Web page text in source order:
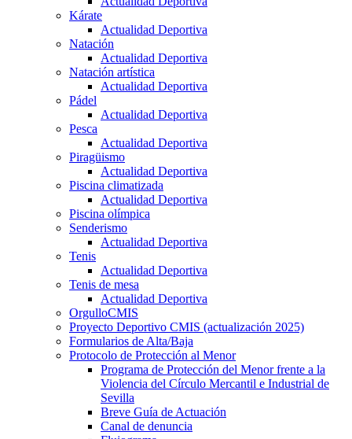
Kárate
Actualidad Deportiva
Natación
Actualidad Deportiva
Natación artística
Actualidad Deportiva
Pádel
Actualidad Deportiva
Pesca
Actualidad Deportiva
Piragüismo
Actualidad Deportiva
Piscina climatizada
Actualidad Deportiva
Piscina olímpica
Senderismo
Actualidad Deportiva
Tenis
Actualidad Deportiva
Tenis de mesa
Actualidad Deportiva
OrgulloCMIS
Proyecto Deportivo CMIS (actualización 2025)
Formularios de Alta/Baja
Protocolo de Protección al Menor
Programa de Protección del Menor frente a la
Violencia del Círculo Mercantil e Industrial de
Sevilla
Breve Guía de Actuación
Canal de denuncia